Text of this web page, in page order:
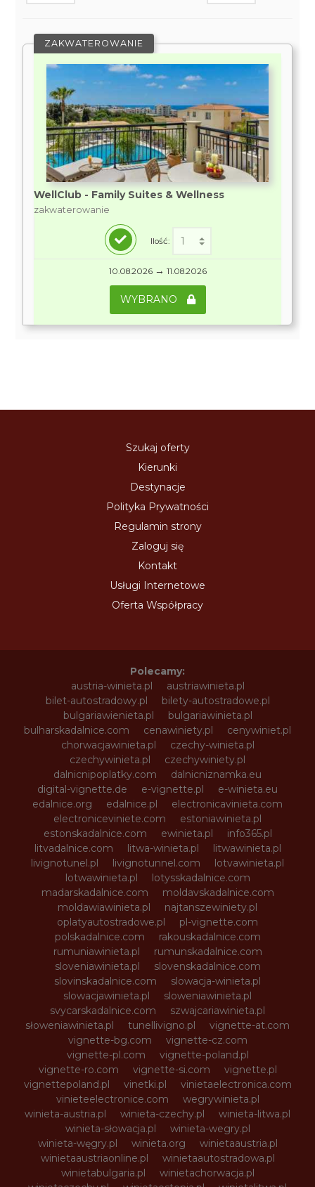
ZAKWATEROWANIE
WellClub - Family Suites & Wellness
zakwaterowanie
Ilość:
10.08.2026 → 11.08.2026
WYBRANO
Szukaj oferty
Kierunki
Destynacje
Polityka Prywatności
Regulamin strony
Zaloguj się
Kontakt
Usługi Internetowe
Oferta Współpracy
Polecamy:
austria-winieta.pl
austriawinieta.pl
bilet-autostradowy.pl
bilety-autostradowe.pl
bulgariawienieta.pl
bulgariawinieta.pl
bulharskadalnice.com
cenawiniety.pl
cenywiniet.pl
chorwacjawinieta.pl
czechy-winieta.pl
czechywinieta.pl
czechywiniety.pl
dalnicnipoplatky.com
dalnicniznamka.eu
digital-vignette.de
e-vignette.pl
e-winieta.eu
edalnice.org
edalnice.pl
electronicavinieta.com
electroniceviniete.com
estoniawinieta.pl
estonskadalnice.com
ewinieta.pl
info365.pl
litvadalnice.com
litwa-winieta.pl
litwawinieta.pl
livignotunel.pl
livignotunnel.com
lotvawinieta.pl
lotwawinieta.pl
lotysskadalnice.com
madarskadalnice.com
moldavskadalnice.com
moldawiawinieta.pl
najtanszewiniety.pl
oplatyautostradowe.pl
pl-vignette.com
polskadalnice.com
rakouskadalnice.com
rumuniawinieta.pl
rumunskadalnice.com
sloveniawinieta.pl
slovenskadalnice.com
slovinskadalnice.com
slowacja-winieta.pl
slowacjawinieta.pl
sloweniawinieta.pl
svycarskadalnice.com
szwajcariawinieta.pl
słoweniawinieta.pl
tunellivigno.pl
vignette-at.com
vignette-bg.com
vignette-cz.com
vignette-pl.com
vignette-poland.pl
vignette-ro.com
vignette-si.com
vignette.pl
vignettepoland.pl
vinetki.pl
vinietaelectronica.com
vinieteelectronice.com
wegrywinieta.pl
winieta-austria.pl
winieta-czechy.pl
winieta-litwa.pl
winieta-słowacja.pl
winieta-wegry.pl
winieta-węgry.pl
winieta.org
winietaaustria.pl
winietaaustriaonline.pl
winietaautostradowa.pl
winietabulgaria.pl
winietachorwacja.pl